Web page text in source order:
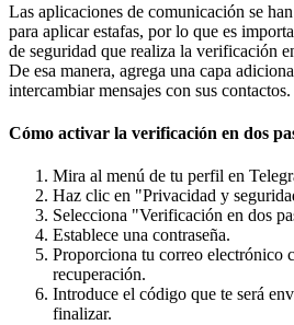
Las aplicaciones de comunicación se
para aplicar estafas, por lo que es
de seguridad que realiza la verificación
De esa manera, agrega una capa
intercambiar mensajes con sus contactos.
Cómo activar la verificación en dos
Mira al menú de tu perfil en
Haz clic en "Privacidad y
Selecciona "Verificación en dos
Establece una contraseña.
Proporciona tu correo electrónico
recuperación.
Introduce el código que te será
finalizar.